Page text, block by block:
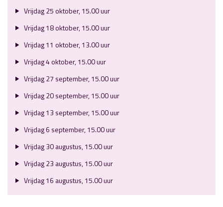
Vrijdag 25 oktober, 15.00 uur
Vrijdag 18 oktober, 15.00 uur
Vrijdag 11 oktober, 13.00 uur
Vrijdag 4 oktober, 15.00 uur
Vrijdag 27 september, 15.00 uur
Vrijdag 20 september, 15.00 uur
Vrijdag 13 september, 15.00 uur
Vrijdag 6 september, 15.00 uur
Vrijdag 30 augustus, 15.00 uur
Vrijdag 23 augustus, 15.00 uur
Vrijdag 16 augustus, 15.00 uur